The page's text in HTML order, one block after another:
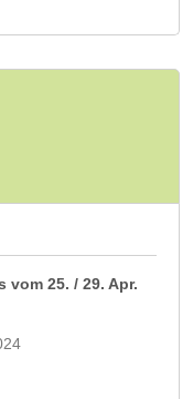
vom 25. / 29. Apr.